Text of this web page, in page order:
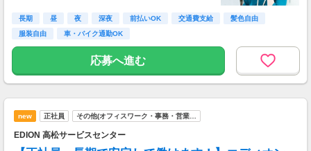
◎昇格に応じた昇給あり
◎研修中も時給は同じ
長期 昼 夜 深夜 前払いOK 交通費支給
髪色自由
服装自由
車・バイク通勤OK
応募へ進む
new 正社員 その他(オフィスワーク・事務・営業…
EDION 高松サービスセンター